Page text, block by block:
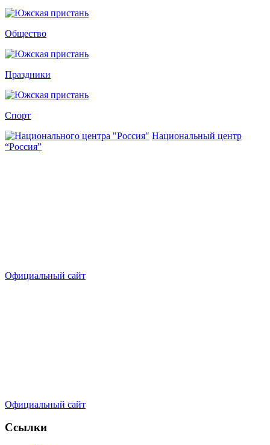
Общество
Праздники
Спорт
Национальный центр
“Россия”
Официальный сайт
Официальный сайт
Ссылки